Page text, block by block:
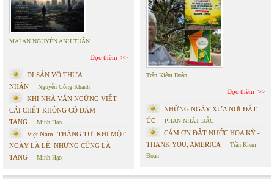
MAI AN NGUYỄN ANH TUẤN
Đọc thêm
DI SẢN VÔ THỪA
NHẬN
Nguyễn Công Khanh
KHI NHÀ VĂN NGỪNG VIẾT:
CÁI CHẾT KHÔNG CÓ ĐÁM
TANG
Minh Hạo
Việt Nam- THÁNG TƯ: KHI MỘT
NGÀY LÀ LỄ, NHƯNG CŨNG LÀ
TANG
Minh Hạo
Trần Kiêm Đoàn
Đọc thêm
NHỮNG NGÀY XƯA NƠI ĐẤT
ÚC
PHAN NHẬT BẮC
CÁM ƠN ĐẤT NƯỚC HOA KỲ -
THANK YOU, AMERICA
Trần Kiêm
Đoàn